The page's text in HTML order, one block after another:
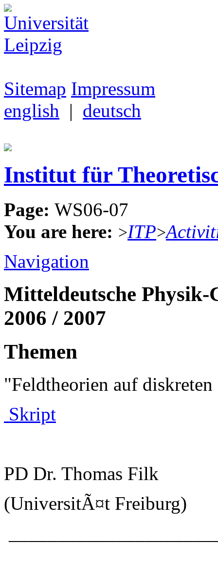
Sitemap Impressum
english | deutsch
Institut für
Page: WS06-07
You are here: >ITP>
Navigation
Mitteldeutsche Physik-
2006 / 2007
Themen
"Feldtheorien auf
Skript
PD Dr. Thomas Filk
(UniversitÃ¤t Freiburg)